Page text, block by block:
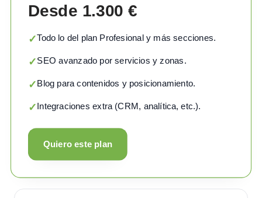
Desde 1.300 €
✓Todo lo del plan Profesional y más secciones.
✓SEO avanzado por servicios y zonas.
✓Blog para contenidos y posicionamiento.
✓Integraciones extra (CRM, analítica, etc.).
Quiero este plan